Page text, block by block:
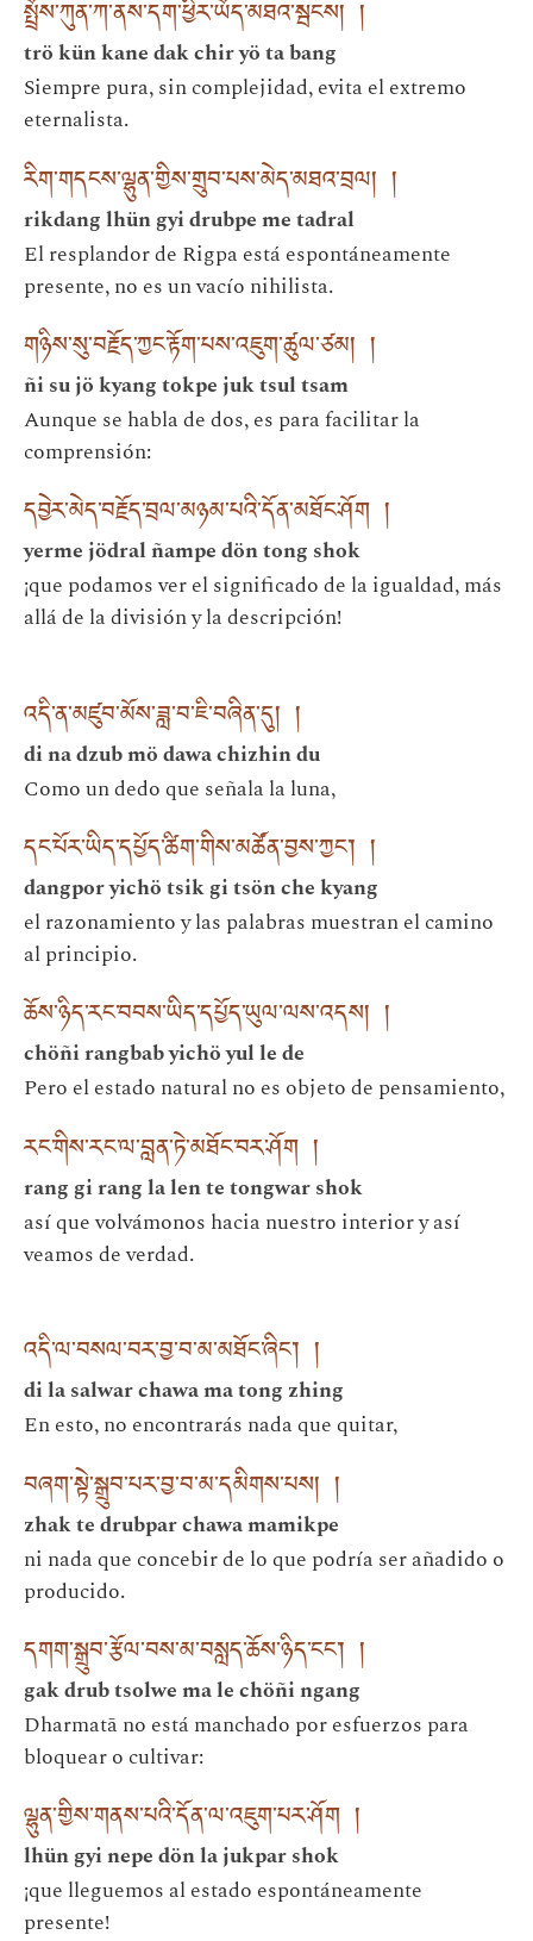
སྤྲོས་ཀུན་ཀ་ནས་དག་ཕྱིར་ཡོད་མཐའ་སྦངས། །
trö kün kane dak chir yö ta bang
Siempre pura, sin complejidad, evita el extremo
eternalista.
རིག་གདངས་ལྷུན་གྱིས་གྲུབ་པས་མེད་མཐའ་བྲལ། །
rikdang lhün gyi drubpe me tadral
El resplandor de Rigpa está espontáneamente
presente, no es un vacío nihilista.
གཉིས་སུ་བརྗོད་ཀྱང་རྟོག་པས་འཇུག་ཚུལ་ཙམ། །
ñi su jö kyang tokpe juk tsul tsam
Aunque se habla de dos, es para facilitar la
comprensión:
དབྱེར་མེད་བརྗོད་བྲལ་མཉམ་པའི་དོན་མཐོང་ཤོག །
yerme jödral ñampe dön tong shok
¡que podamos ver el significado de la igualdad, más
allá de la división y la descripción!
འདི་ན་མཛུབ་མོས་ཟླ་བ་ཇི་བཞིན་དུ། །
di na dzub mö dawa chizhin du
Como un dedo que señala la luna,
དང་པོར་ཡིད་དཔྱོད་ཚིག་གིས་མཚོན་བྱས་ཀྱང་། །
dangpor yichö tsik gi tsön che kyang
el razonamiento y las palabras muestran el camino
al principio.
ཆོས་ཉིད་རང་བབས་ཡིད་དཔྱོད་ཡུལ་ལས་འདས། །
chöñi rangbab yichö yul le de
Pero el estado natural no es objeto de pensamiento,
རང་གིས་རང་ལ་བླན་ཏེ་མཐོང་བར་ཤོག །
rang gi rang la len te tongwar shok
así que volvámonos hacia nuestro interior y así
veamos de verdad.
འདི་ལ་བསལ་བར་བྱ་བ་མ་མཐོང་ཞིང་། །
di la salwar chawa ma tong zhing
En esto, no encontrarás nada que quitar,
བཞག་སྟེ་སྒྲུབ་པར་བྱ་བ་མ་དམིགས་པས། །
zhak te drubpar chawa mamikpe
ni nada que concebir de lo que podría ser añadido o
producido.
དགག་སྒྲུབ་རྩོལ་བས་མ་བསླད་ཆོས་ཉིད་ངང་། །
gak drub tsolwe ma le chöñi ngang
Dharmatā no está manchado por esfuerzos para
bloquear o cultivar:
ལྷུན་གྱིས་གནས་པའི་དོན་ལ་འཇུག་པར་ཤོག །
lhün gyi nepe dön la jukpar shok
¡que lleguemos al estado espontáneamente
presente!